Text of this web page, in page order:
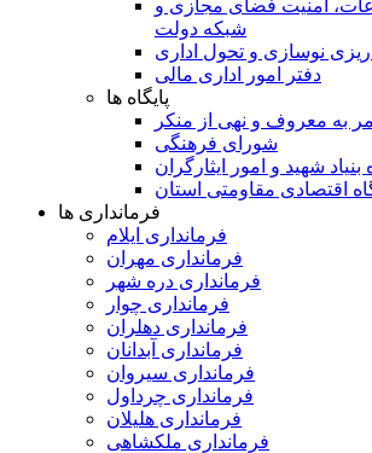
امنیت فضای مجازی و
شبکه دولت
ریزی نوسازی و تحول اداری
دفتر امور اداری مالی
پایگاه ها
امر به معروف و نهی از منکر
شورای فرهنگی
بنیاد شهید و امور ایثارگران
اقتصادی مقاومتی استان
فرمانداری ها
فرمانداری ایلام
فرمانداری مهران
فرمانداری دره شهر
فرمانداری چوار
فرمانداری دهلران
فرمانداری آبدانان
فرمانداری سیروان
فرمانداری چرداول
فرمانداری هلیلان
فرمانداری ملکشاهی